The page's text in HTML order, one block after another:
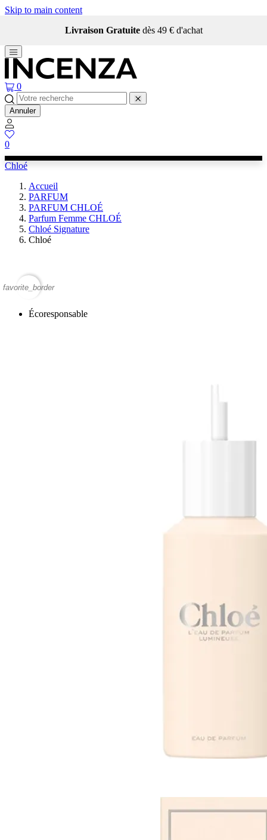
Skip to main content
Livraison Gratuite dès 49 € d'achat
0
Annuler
0
Chloé
Accueil
PARFUM
PARFUM CHLOÉ
Parfum Femme CHLOÉ
Chloé Signature
Chloé
favorite_border
Écoresponsable